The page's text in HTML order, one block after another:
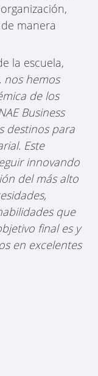
manera
la escuela,
nos hemos
de los
Business
destinos para
Este
innovando
del más alto
que
final es y
en excelentes